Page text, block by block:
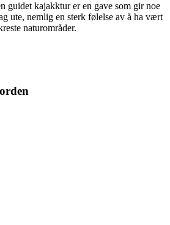
guidet kajakktur er en gave som gir noe
ute, nemlig en sterk følelse av å ha vært
naturområder.